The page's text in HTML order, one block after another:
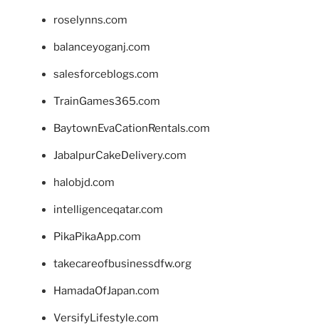
roselynns.com
balanceyoganj.com
salesforceblogs.com
TrainGames365.com
BaytownEvaCationRentals.com
JabalpurCakeDelivery.com
halobjd.com
intelligenceqatar.com
PikaPikaApp.com
takecareofbusinessdfw.org
HamadaOfJapan.com
VersifyLifestyle.com